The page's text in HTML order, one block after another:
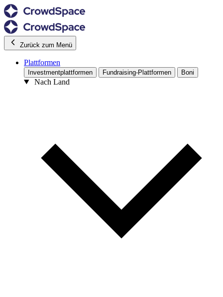
Zurück zum Menü
Plattformen
Investmentplattformen Fundraising-Plattformen Boni
Nach Land